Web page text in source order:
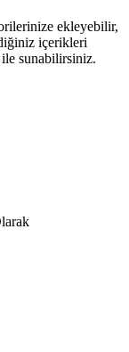
ekleyebilir,
içerikleri
sunabilirsiniz.